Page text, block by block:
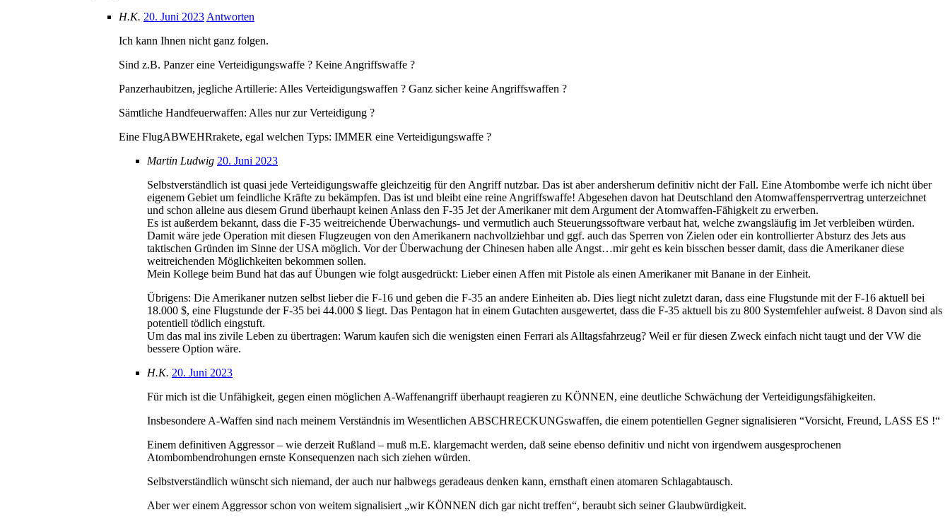
H.K. 20. Juni 2023 Antworten
Ich kann Ihnen nicht ganz folgen.
Sind z.B. Panzer eine Verteidigungswaffe ? Keine Angriffswaffe ?
Panzerhaubitzen, jegliche Artillerie: Alles Verteidigungswaffen ? Ganz sicher keine Angriffswaffen ?
Sämtliche Handfeuerwaffen: Alles nur zur Verteidigung ?
Eine FlugABWEHRrakete, egal welchen Typs: IMMER eine Verteidigungswaffe ?
Martin Ludwig 20. Juni 2023
Selbstverständlich ist quasi jede Verteidigungswaffe gleichzeitig für den Angriff nutzbar. Das ist aber andersherum definitiv nicht der Fall. Eine Atombombe werfe ich nicht über
eigenem Gebiet um feindliche Kräfte zu bekämpfen. Das ist und bleibt eine reine Angriffswaffe! Abgesehen davon hat Deutschland den Atomwaffensperrvertrag unterzeichnet
und schon alleine aus diesem Grund überhaupt keinen Anlass den F-35 Jet der Amerikaner mit dem Argument der Atomwaffen-Fähigkeit zu erwerben.
Es ist außerdem bekannt, dass die F-35 weitreichende Überwachungs- und vermutlich auch Steuerungssoftware verbaut hat, welche zwangsläufig im Jet verbleiben würden.
Damit wäre jede Operation mit diesen Flugzeugen von den Amerikanern nachvollziehbar und ggf. auch das Sperren von Zielen oder ein kontrollierter Absturz des Jets aus
taktischen Gründen im Sinne der USA möglich. Vor der Überwachung der Chinesen haben alle Angst…mir geht es kein bisschen besser damit, dass die Amerikaner diese
weitreichenden Möglichkeiten bekommen sollen.
Mein Kollege beim Bund hat das auf Übungen wie folgt ausgedrückt: Lieber einen Affen mit Pistole als einen Amerikaner mit Banane in der Einheit.
Übrigens: Die Amerikaner nutzen selbst lieber die F-16 und geben die F-35 an andere Einheiten ab. Dies liegt nicht zuletzt daran, dass eine Flugstunde mit der F-16 aktuell bei
18.000 $, eine Flugstunde der F-35 bei 44.000 $ liegt. Das Pentagon hat in einem Gutachten ausgewertet, dass die F-35 aktuell bis zu 800 Systemfehler aufweist. 8 Davon sind als
potentiell tödlich eingstuft.
Um das mal ins zivile Leben zu übertragen: Warum kaufen sich die wenigsten einen Ferrari als Alltagsfahrzeug? Weil er für diesen Zweck einfach nicht taugt und der VW die
bessere Option wäre.
H.K. 20. Juni 2023
Für mich ist die Unfähigkeit, gegen einen möglichen A-Waffenangriff überhaupt reagieren zu KÖNNEN, eine deutliche Schwächung der Verteidigungsfähigkeiten.
Insbesondere A-Waffen sind nach meinem Verständnis im Wesentlichen ABSCHRECKUNGswaffen, die einem potentiellen Gegner signalisieren “Vorsicht, Freund, LASS ES !“
Einem definitiven Aggressor – wie derzeit Rußland – muß m.E. klargemacht werden, daß seine ebenso definitiv und nicht von irgendwem ausgesprochenen
Atombombendrohungen ernste Konsequenzen nach sich ziehen würden.
Selbstverständlich wünscht sich niemand, der auch nur halbwegs geradeaus denken kann, ernsthaft einen atomaren Schlagabtausch.
Aber wer einem Aggressor schon von weitem signalisiert „wir KÖNNEN dich gar nicht treffen“, beraubt sich seiner Glaubwürdigkeit.